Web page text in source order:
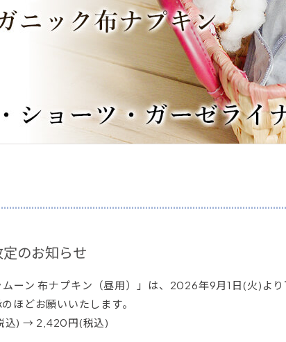
のお知らせ
ムーン 布ナプキン（昼用）」は、2026年9月1日(火)よ
ほどお願いいたします。
込) → 2,420円(税込)